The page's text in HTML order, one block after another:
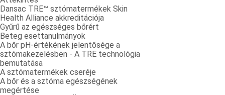
Dansac TRE™ sztómatermékek Skin
Health Alliance akkreditációja
Gyűrű az egészséges bőrért
Beteg esettanulmányok
A bőr pH-értékének jelentősége a
sztómakezelésben - A TRE technológia
bemutatása
A sztómatermékek cseréje
A bőr és a sztóma egészségének
megértése